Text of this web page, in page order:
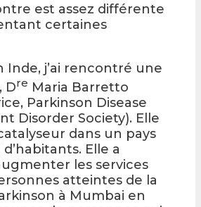
est assez différente
certaines
Inde, j’ai rencontré une
Dre Maria Barretto
Parkinson Disease
Disorder Society). Elle
dans un pays
Elle a
les services
atteintes de la
à Mumbai en